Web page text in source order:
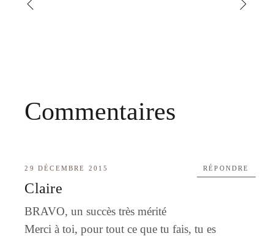
Commentaires
29 DÉCEMBRE 2015
Claire
BRAVO, un succès très mérité
Merci à toi, pour tout ce que tu fais, tu es
RÉPONDRE